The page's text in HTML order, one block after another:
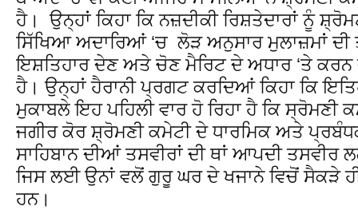
ਹੈ। ਉਨ੍ਹਾਂ ਕਿਹਾ ਕਿ ਨਜ਼ਦੀਕੀ ਰਿਸ਼ਤੇਦਾਰਾਂ ਨੂੰ
ਸਿੱਖਿਆ ਅਦਾਰਿਆਂ ‘ਚ ਲੋੜ ਅਨੁਸਾਰ ਮੁਲਾਜ਼ਮਾਂ ਦੀ
ਇਸ਼ਤਿਹਾਰ ਦੇਣ ਅਤੇ ਚੋਣ ਮੈਰਿਟ ਦੇ ਅਧਾਰ ‘ਤੇ ਕਰਨ
ਹੈ। ਉਨ੍ਹਾਂ ਹੈਰਾਨੀ ਪ੍ਰਗਟ ਕਰਦਿਆਂ ਕਿਹਾ ਕਿ
ਮੁਕਾਬਲੇ ਇਹ ਪਹਿਲੀ ਵਾਰ ਹੋ ਰਿਹਾ ਹੈ ਕਿ ਸ੍ਰੋਮਣੀ
ਜਗੀਰ ਕੋਰ ਸ਼੍ਰੋਮਣੀ ਕਮੇਟੀ ਦੇ ਧਾਰਮਿਕ ਅਤੇ
ਸਾਹਿਬਾਨ ਦੀਆਂ ਤਸਵੀਰਾਂ ਦੀ ਥਾਂ ਆਪਦੀ ਤਸਵੀਰ
ਜਿਸ ਲਈ ਉਨਾਂ ਵਲੋਂ ਗੁਰੂ ਘਰ ਦੇ ਖਜਾਨੇ ਵਿਚੋਂ ਸੈਕੜੇ
ਹਨ।